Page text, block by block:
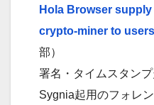
Hola Browser
crypto-miner to
部）
署名・タイムスタン
Sygnia起用のフォレ